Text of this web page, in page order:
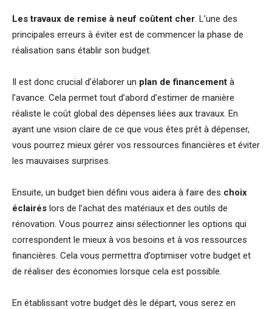
Les travaux de remise à neuf coûtent cher. L’une des
principales erreurs à éviter est de commencer la phase de
réalisation sans établir son budget.
Il est donc crucial d’élaborer un plan de financement à
l’avance. Cela permet tout d’abord d’estimer de manière
réaliste le coût global des dépenses liées aux travaux. En
ayant une vision claire de ce que vous êtes prêt à dépenser,
vous pourrez mieux gérer vos ressources financières et éviter
les mauvaises surprises.
Ensuite, un budget bien défini vous aidera à faire des choix
éclairés lors de l’achat des matériaux et des outils de
rénovation. Vous pourrez ainsi sélectionner les options qui
correspondent le mieux à vos besoins et à vos ressources
financières. Cela vous permettra d’optimiser votre budget et
de réaliser des économies lorsque cela est possible.
En établissant votre budget dès le départ, vous serez en